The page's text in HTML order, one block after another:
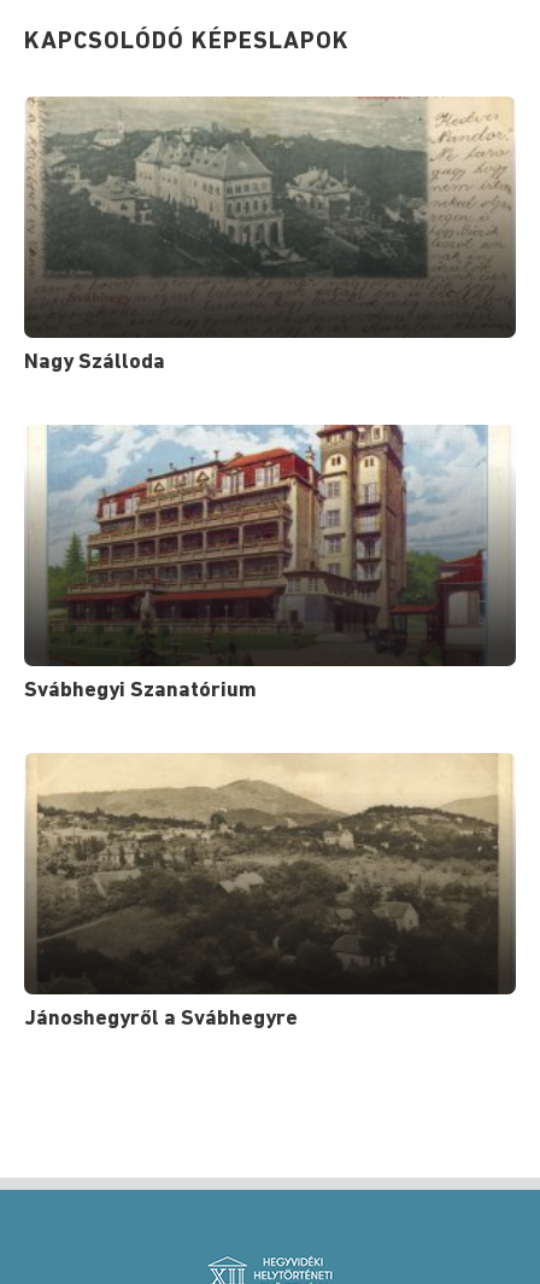
KAPCSOLÓDÓ KÉPESLAPOK
Nagy Szálloda
Svábhegyi Szanatórium
Jánoshegyről a Svábhegyre